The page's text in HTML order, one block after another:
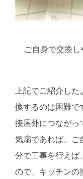
ご自身で交換
上記でご紹介し
換するのは困難で
接屋外につながっ
気扇であれば、ご
分で工事を行えば
ので、キッチンの